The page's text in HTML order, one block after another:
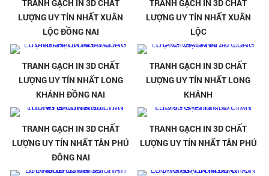
TRANH GẠCH IN 3D CHẤT
LƯỢNG UY TÍN NHẤT XUÂN
LỘC ĐỒNG NAI
TRANH GẠCH IN 3D CHẤT
LƯỢNG UY TÍN NHẤT XUÂN
LỘC
TRANH GẠCH IN 3D CHẤT
LƯỢNG UY TÍN NHẤT LONG
KHÁNH ĐỒNG NAI
TRANH GẠCH IN 3D CHẤT
LƯỢNG UY TÍN NHẤT LONG
KHÁNH
TRANH GẠCH IN 3D CHẤT
LƯỢNG UY TÍN NHẤT TÂN PHÚ
ĐÔNG NAI
TRANH GẠCH IN 3D CHẤT
LƯỢNG UY TÍN NHẤT TÂN PHÚ